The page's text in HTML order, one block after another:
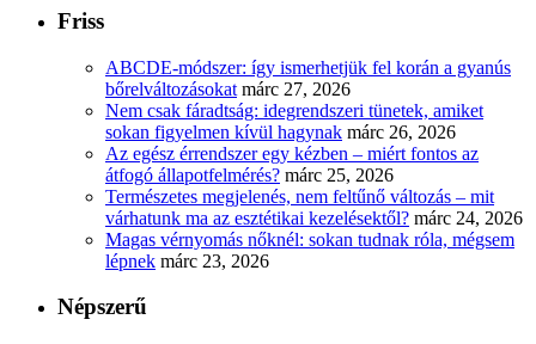
Friss
ABCDE‑módszer: így ismerhetjük fel korán a gyanús
bőrelváltozásokat márc 27, 2026
Nem csak fáradtság: idegrendszeri tünetek, amiket
sokan figyelmen kívül hagynak márc 26, 2026
Az egész érrendszer egy kézben – miért fontos az
átfogó állapotfelmérés? márc 25, 2026
Természetes megjelenés, nem feltűnő változás – mit
várhatunk ma az esztétikai kezelésektől? márc 24, 2026
Magas vérnyomás nőknél: sokan tudnak róla, mégsem
lépnek márc 23, 2026
Népszerű